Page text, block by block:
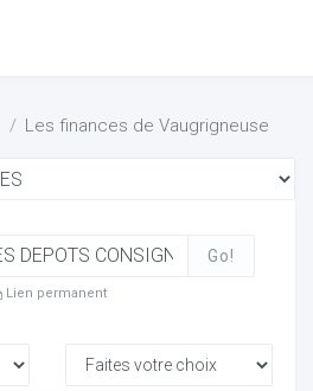
Les finances de Vaugrigneuse
Go!
Lien permanent